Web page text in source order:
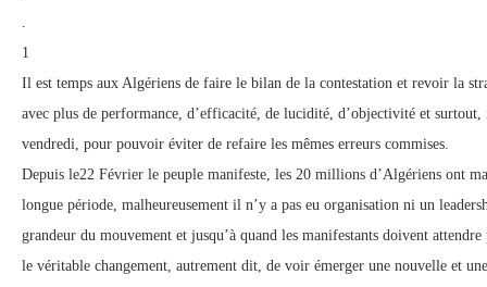
.
1
Il est temps aux Algériens de faire le bilan de la contestation et revoir la
avec plus de performance, d’efficacité, de lucidité, d’objectivité et
vendredi, pour pouvoir éviter de refaire les mêmes erreurs commises.
Depuis le22 Février le peuple manifeste, les 20 millions d’Algériens ont
longue période, malheureusement il n’y a pas eu organisation ni un
grandeur du mouvement et jusqu’à quand les manifestants doivent
le véritable changement, autrement dit, de voir émerger une nouvelle et